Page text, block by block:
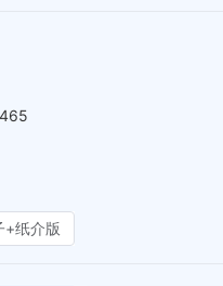
+纸介版